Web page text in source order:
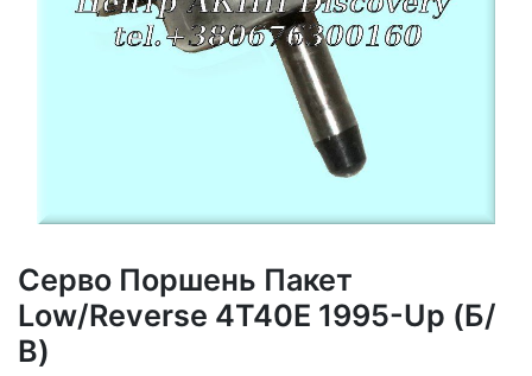
Серво Поршень Пакет
Low/Reverse 4T40E 1995-Up (Б/
В)